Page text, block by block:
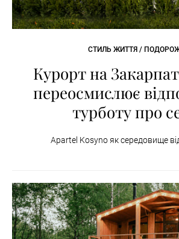
СТИЛЬ ЖИТТЯ /
Курорт на
переосмислює
турботу про
Apartel Kosyno як середовище